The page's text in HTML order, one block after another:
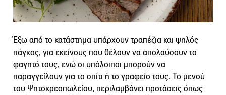
Έξω από το κατάστημα υπάρχουν τραπέζια και ψηλός
πάγκος, για εκείνους που θέλουν να απολαύσουν το
φαγητό τους, ενώ οι υπόλοιποι μπορούν να
παραγγείλουν για το σπίτι ή το γραφείο τους. Το μενού
του Ψητοκρεοπωλείου, περιλαμβάνει προτάσεις όπως